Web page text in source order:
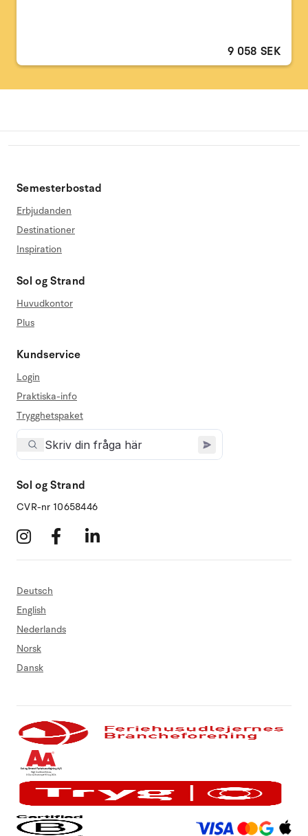
9 058 SEK
Semesterbostad
Erbjudanden
Destinationer
Inspiration
Sol og Strand
Huvudkontor
Plus
Kundservice
Login
Praktiska-info
Trygghetspaket
Sol og Strand
CVR-nr 10658446
Deutsch
English
Nederlands
Norsk
Dansk